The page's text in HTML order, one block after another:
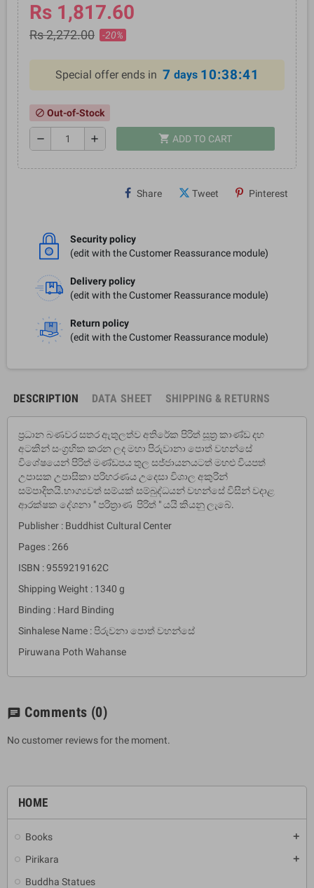
HOME
Books add
Pirikara add
Buddha Statues
Rs 1,817.60
Rs 2,272.00 -20%
Special offer ends in 7 days 10:38:40
block Out-of-Stock
remove add shopping_cart ADD TO CART
Share Tweet Pinterest
Security policy
(edit with the Customer Reassurance module)
Delivery policy
(edit with the Customer Reassurance module)
Return policy
(edit with the Customer Reassurance module)
DESCRIPTION DATA SHEET SHIPPING & RETURNS
ප්‍රධාන බණවර සතර ඇතුලත්ව අතිරේක පිරිත් සූත්‍ර කාණ්ඩ දහ
අටකින් සංග්‍රහික කරන ලද මහා පිරුවානා පොත් වහන්සේ
විශේෂයෙන් පිරිත් මණ්ඩපය තුල සජ්ජායනයටත් මහළු වියපත්
උපාසක උපාසිකා පරිහරණය උදෙසා විශාල අකුරින්
සම්පාදිතයි.භාග්‍යවත් සම්යක් සම්බුද්ධයන් වහන්සේ විසින් වදාළ
ආරක්ෂක දේශනා " පරිත්‍රාණ පිරිත් " යයි කියනු ලැබේ.
Publisher : Buddhist Cultural Center
Pages : 266
ISBN : 9559219162C
Shipping Weight : 1340 g
Binding : Hard Binding
Sinhalese Name : පිරුවනා පොත් වහන්සේ
Piruwana Poth Wahanse
chat Comments (0)
No customer reviews for the moment.